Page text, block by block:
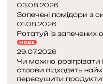
03.08.2026
Запечені помідори з
01.08.2026
Рататуй із запечених
НОВЕ
29.07.2026
Чи можна розігрівати
страви підходять
пересушити продукти